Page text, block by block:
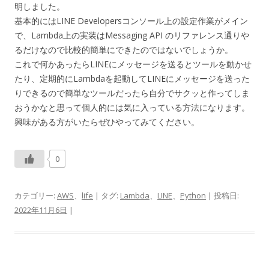
明しました。
基本的にはLINE Developersコンソール上の設定作業がメイン
で、Lambda上の実装はMessaging API のリファレンス通りや
るだけなので比較的簡単にできたのではないでしょうか。
これで何かあったらLINEにメッセージを送るとツールを動かせ
たり、定期的にLambdaを起動してLINEにメッセージを送った
りできるので簡単なツールだったら自分でサクッと作ってしま
おうかなと思って個人的には気に入っている方法になります。
興味がある方がいたらぜひやってみてください。
0
カテゴリー: AWS、 life | タグ: Lambda、 LINE、 Python | 投稿日:
2022年11月6日 |